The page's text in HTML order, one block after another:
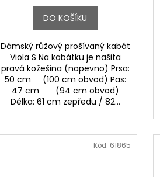
DO KOŠÍKU
Dámský růžový prošívaný kabát
Viola S Na kabátku je našita
pravá kožešina (napevno) Prsa:
50 cm (100 cm obvod) Pas:
47 cm (94 cm obvod)
Délka: 61 cm zepředu / 82...
Kód: 61865